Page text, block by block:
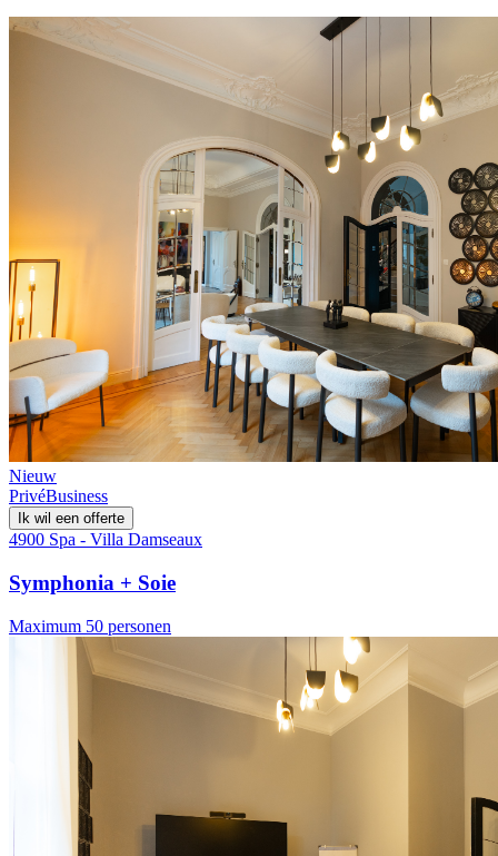
Nieuw
PrivéBusiness
Ik wil een offerte
4900 Spa - Villa Damseaux
Symphonia + Soie
Maximum 50 personen